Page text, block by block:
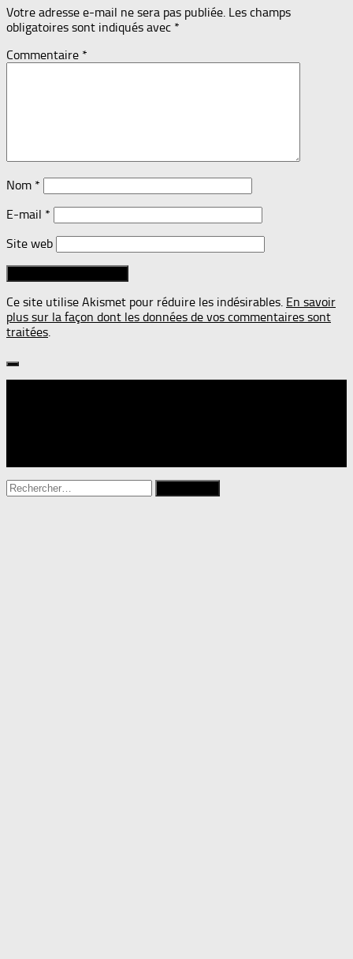
Votre adresse e-mail ne sera pas publiée. Les champs
obligatoires sont indiqués avec *
Commentaire *
Nom *
E-mail *
Site web
Ce site utilise Akismet pour réduire les indésirables. En savoir
plus sur la façon dont les données de vos commentaires sont
traitées.
Rechercher :